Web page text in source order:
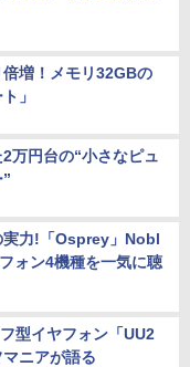
増！メモリ32GBの
」
万円台の“小さなピュ
実力!「Osprey」Nobl
ォン4機種を一気に聴
型イヤフォン「UU2
ニアが語る